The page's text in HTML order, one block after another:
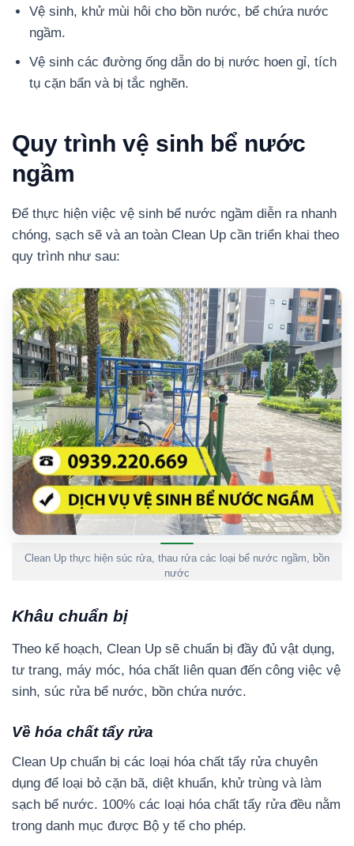
Vệ sinh, khử mùi hôi cho bồn nước, bể chứa nước
ngầm.
Vệ sinh các đường ống dẫn do bị nước hoen gỉ, tích
tụ cặn bẩn và bị tắc nghẽn.
Quy trình vệ sinh bể nước
ngầm
Để thực hiện việc vệ sinh bể nước ngầm diễn ra nhanh
chóng, sạch sẽ và an toàn Clean Up cần triển khai theo
quy trình như sau:
Clean Up thực hiện súc rửa, thau rửa các loại bể nước ngầm, bồn
nước
Khâu chuẩn bị
Theo kế hoạch, Clean Up sẽ chuẩn bị đầy đủ vật dụng,
tư trang, máy móc, hóa chất liên quan đến công việc vệ
sinh, súc rửa bể nước, bồn chứa nước.
Về hóa chất tẩy rửa
Clean Up chuẩn bị các loại hóa chất tẩy rửa chuyên
dụng để loại bỏ cặn bã, diệt khuẩn, khử trùng và làm
sạch bể nước. 100% các loại hóa chất tẩy rửa đều nằm
trong danh mục được Bộ y tế cho phép.